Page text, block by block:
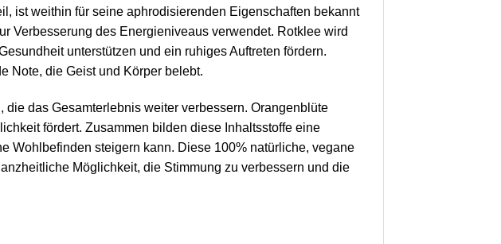
ist weithin für seine aphrodisierenden Eigenschaften bekannt
Verbesserung des Energieniveaus verwendet. Rotklee wird
unterstützen und ein ruhiges Auftreten fördern.
Note, die Geist und Körper belebt.
das Gesamterlebnis weiter verbessern. Orangenblüte
fördert. Zusammen bilden diese Inhaltsstoffe eine
Wohlbefinden steigern kann. Diese 100% natürliche, vegane
Möglichkeit, die Stimmung zu verbessern und die